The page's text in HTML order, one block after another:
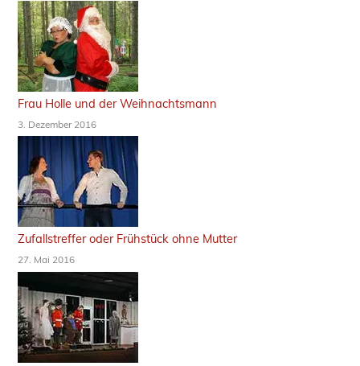
Frau Holle und der Weihnachtsmann
3. Dezember 2016
Zufallstreffer oder Frühstück ohne Mutter
27. Mai 2016